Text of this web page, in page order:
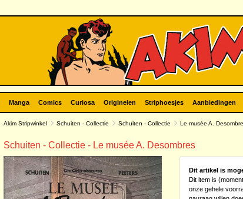
Manga Comics Curiosa Originelen Striphoesjes Aanbiedingen
Akim Stripwinkel Schuiten - Collectie Schuiten - Collectie Le musée A.
Schuiten - Collectie - Le musée A. Desombres
Dit artikel is
Dit item is
onze gehele